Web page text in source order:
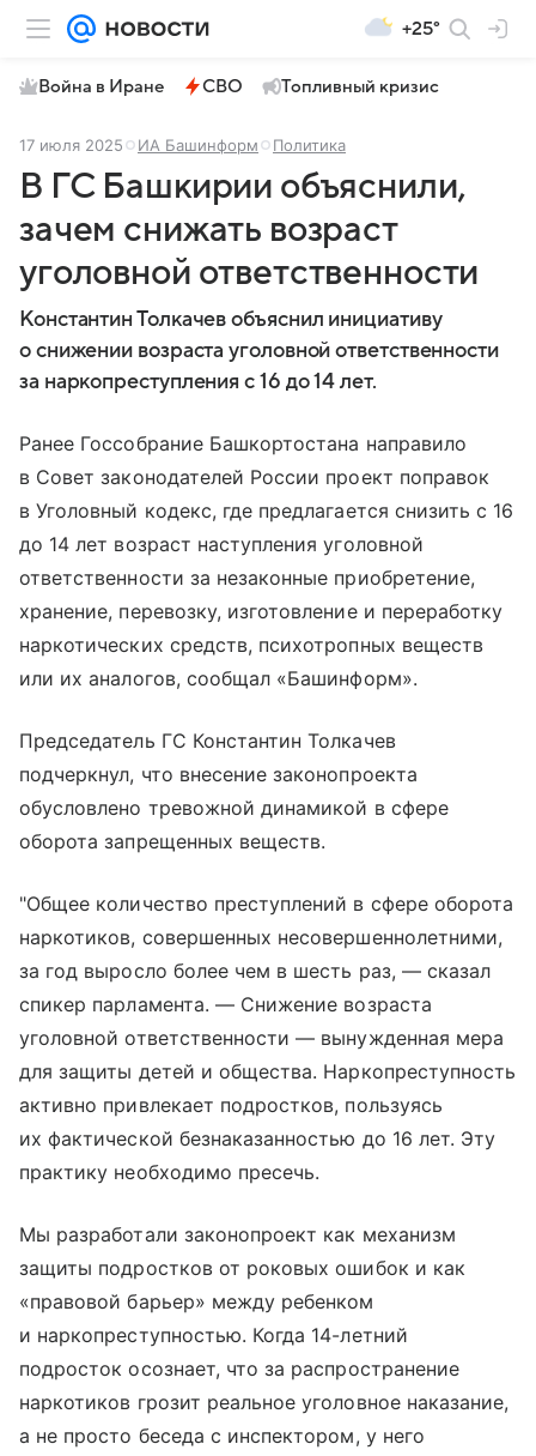
+25°
Война в Иране СВО Топливный кризис
17 июля 2025 ИА Башинформ Политика
В ГС Башкирии объяснили,
зачем снижать возраст
уголовной ответственности
Константин Толкачев объяснил инициативу
о снижении возраста уголовной ответственности
за наркопреступления с 16 до 14 лет.
Ранее Госсобрание Башкортостана направило
в Совет законодателей России проект поправок
в Уголовный кодекс, где предлагается снизить с 16
до 14 лет возраст наступления уголовной
ответственности за незаконные приобретение,
хранение, перевозку, изготовление и переработку
наркотических средств, психотропных веществ
или их аналогов, сообщал «Башинформ».
Председатель ГС Константин Толкачев
подчеркнул, что внесение законопроекта
обусловлено тревожной динамикой в сфере
оборота запрещенных веществ.
"Общее количество преступлений в сфере оборота
наркотиков, совершенных несовершеннолетними,
за год выросло более чем в шесть раз, — сказал
спикер парламента. — Снижение возраста
уголовной ответственности — вынужденная мера
для защиты детей и общества. Наркопреступность
активно привлекает подростков, пользуясь
их фактической безнаказанностью до 16 лет. Эту
практику необходимо пресечь.
Мы разработали законопроект как механизм
защиты подростков от роковых ошибок и как
«правовой барьер» между ребенком
и наркопреступностью. Когда 14-летний
подросток осознает, что за распространение
наркотиков грозит реальное уголовное наказание,
а не просто беседа с инспектором, у него